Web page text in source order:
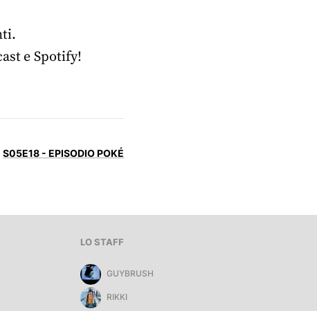
e Spotify!
S05E18 - EPISODIO POKÉ
LO STAFF
GUYBRUSH
RIKKI